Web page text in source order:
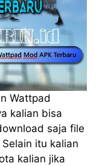
Wattpad
kalian bisa
saja file
itu kalian
kalian jika